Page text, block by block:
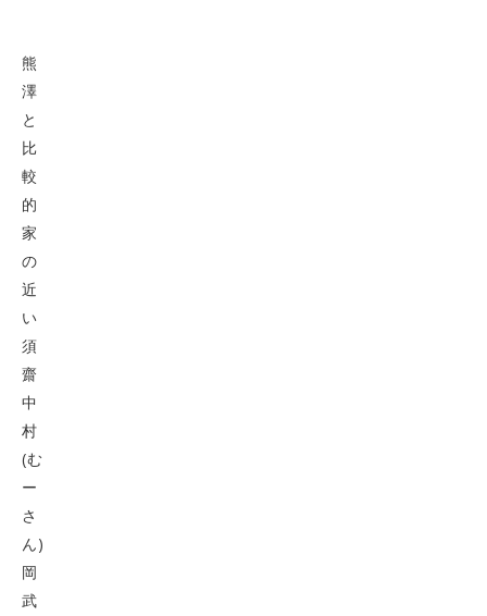
熊
澤
と
比
較
的
家
の
近
い
須
齋
中
村
(む
ー
さ
ん)
岡
武